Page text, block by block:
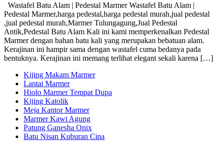
Wastafel Batu Alam | Pedestal Marmer Wastafel Batu Alam |
Pedestal Marmer,harga pedestal,harga pedestal murah,jual pedestal
,jual pedestal murah,Marmer Tulungagung,Jual Pedestal
Antik,Pedestal Batu Alam Kali ini kami memperkenalkan Pedestal
Marmer dengan bahan batu kali yang merupakan bebatuan alam.
Kerajinan ini hampir sama dengan wastafel cuma bedanya pada
bentuknya. Kerajinan ini memang terlihat elegant sekali karena […]
Kijing Makam Marmer
Lantai Marmer
Hiolo Marmer Tempat Dupa
Kijing Katolik
Meja Kantor Marmer
Marmer Kawi Agung
Patung Ganesha Onix
Batu Nisan Kuburan Cina